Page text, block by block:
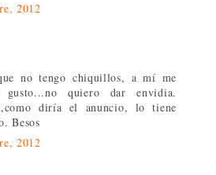
2012
no tengo chiquillos, a mí me
quiero dar envidia.
diría el anuncio, lo tiene
Besos
2012